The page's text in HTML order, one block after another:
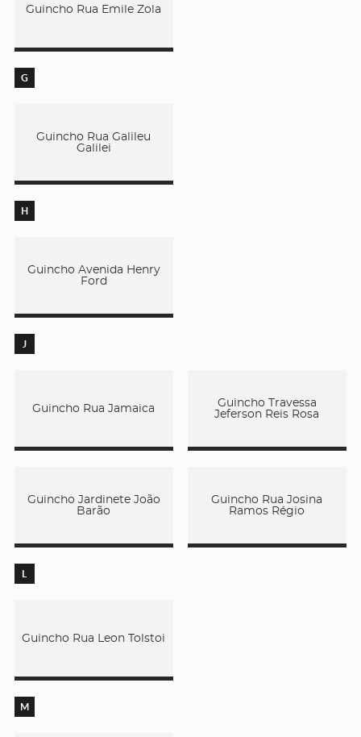
Guincho Rua Emile Zola
G
Guincho Rua Galileu
Galilei
H
Guincho Avenida Henry
Ford
J
Guincho Rua Jamaica
Guincho Travessa
Jeferson Reis Rosa
Guincho Jardinete João
Barão
Guincho Rua Josina
Ramos Régio
L
Guincho Rua Leon Tolstoi
M